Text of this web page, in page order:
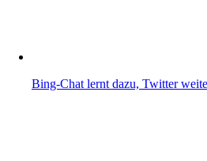
Bing-Chat lernt dazu, Twitter